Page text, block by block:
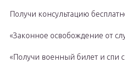
Получи консультацию
«Законное освобождение от
«Получи военный билет и спи